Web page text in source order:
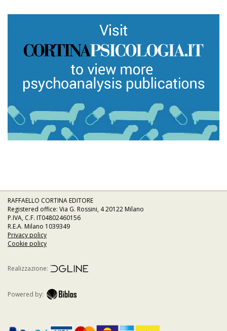
RAFFAELLO CORTINA EDITORE
Registered office: Via G. Rossini, 4 20122 Milano
P.IVA, C.F. IT04802460156
R.E.A. Milano 1039349
Privacy policy
Cookie policy
Realizzazione:
Powered by: